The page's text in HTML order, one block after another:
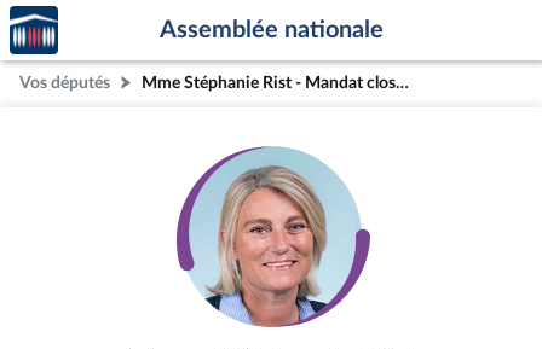
Aller au contenu
Aller en bas de la page
Accèder
à la
page
d'accueil
Assemblée nationale
Vos députés Mme Stéphanie Rist - Mandat clos - Loiret (1re circonscription)